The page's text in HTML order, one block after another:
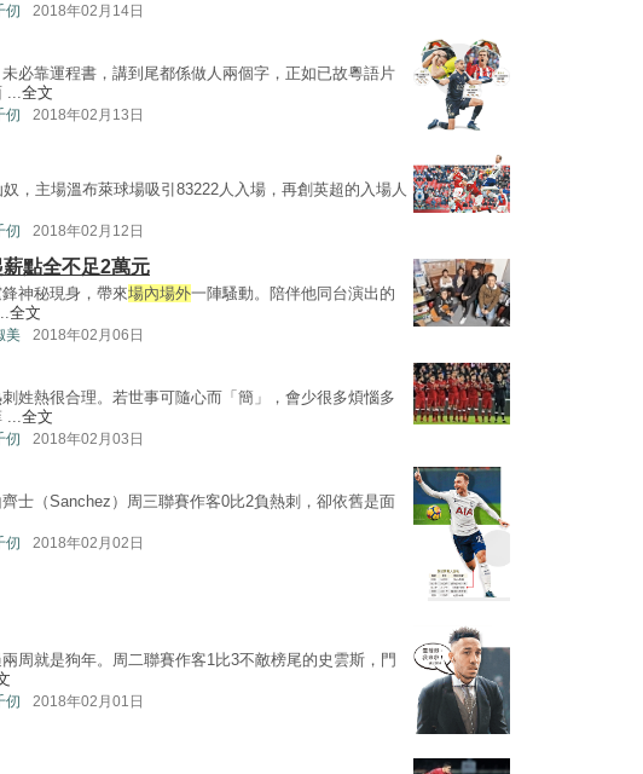
仞 2018年02月14日
必靠運程書，講到尾都係做人兩個字，正如已故粵語片
...全文
仞 2018年02月13日
，主場溫布萊球場吸引83222人入場，再創英超的入場人
仞 2018年02月12日
點全不足2萬元
神秘現身，帶來場內場外一陣騷動。陪伴他同台演出的
全文
美 2018年02月06日
姓熱很合理。若世事可隨心而「簡」，會少很多煩惱多
...全文
仞 2018年02月03日
士（Sanchez）周三聯賽作客0比2負熱刺，卻依舊是面
仞 2018年02月02日
周就是狗年。周二聯賽作客1比3不敵榜尾的史雲斯，門
仞 2018年02月01日